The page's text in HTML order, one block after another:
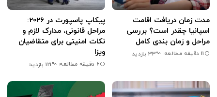
مدت زمان دریافت اقامت
اسپانیا چقدر است؟ بررسی
مراحل و زمان بندی کامل
11 دقیقه مطالعه 33 بازدید
پیکاپ پاسپورت در 2026:
مراحل قانونی، مدارک لازم و
نکات امنیتی برای متقاضیان
ویزا
6 دقیقه مطالعه 121 بازدید